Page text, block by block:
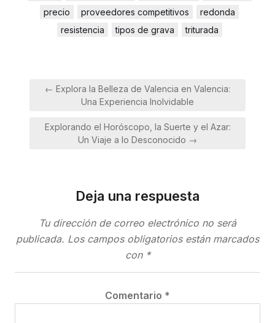
precio
proveedores competitivos
redonda
resistencia
tipos de grava triturada
Navegación
← Explora la Belleza de Valencia en Valencia:
Una Experiencia Inolvidable
Explorando el Horóscopo, la Suerte y el Azar:
Un Viaje a lo Desconocido →
Deja una respuesta
Tu dirección de correo electrónico no será
publicada. Los campos obligatorios están marcados
con *
Comentario *